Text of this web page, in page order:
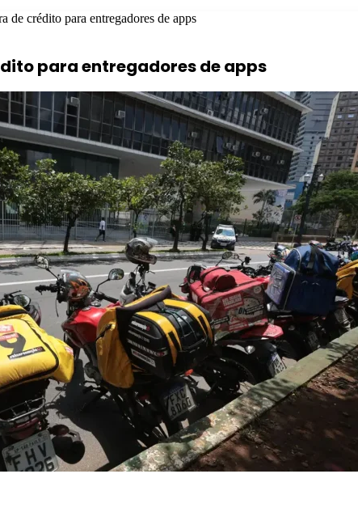
de crédito para entregadores de apps
para entregadores de apps